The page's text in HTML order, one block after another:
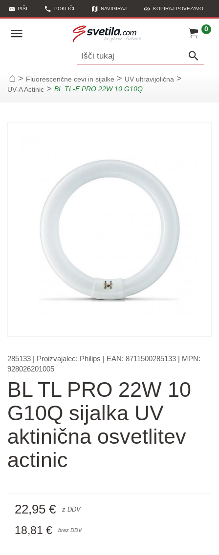
PIŠI POKLIČI NAVIGIRAJ KOPIRAJ POVEZAVO
0
Išči tukaj
Začetna stran
> Fluorescenčne cevi in sijalke > UV ultravijolična >
UV-A Actinic > BL TL-E PRO 22W 10 G10Q
285133 | Proizvajalec: Philips | EAN: 8711500285133 | MPN:
928026201005
BL TL PRO 22W 10
G10Q sijalka UV
aktinična osvetlitev
actinic
22,95 € z DDV
18,81 € brez DDV